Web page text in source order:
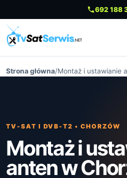
692 188
Strona główna/Montaż i ustawianie
TV-SAT I DVB-T2 • CHORZÓW
Montaż i
anten w